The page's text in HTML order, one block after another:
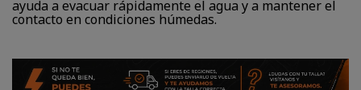
ayuda a evacuar rápidamente el agua y a mantener el
contacto en condiciones húmedas.